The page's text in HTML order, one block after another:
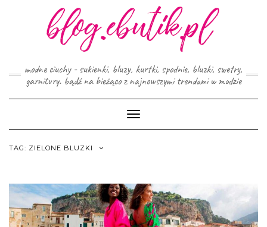
modne ciuchy - sukienki, bluzy, kurtki, spodnie, bluzki, swetry,
garnitury. bądź na bieżąco z najnowszymi trendami w modzie
Toggle
Navigation
TAG: ZIELONE BLUZKI